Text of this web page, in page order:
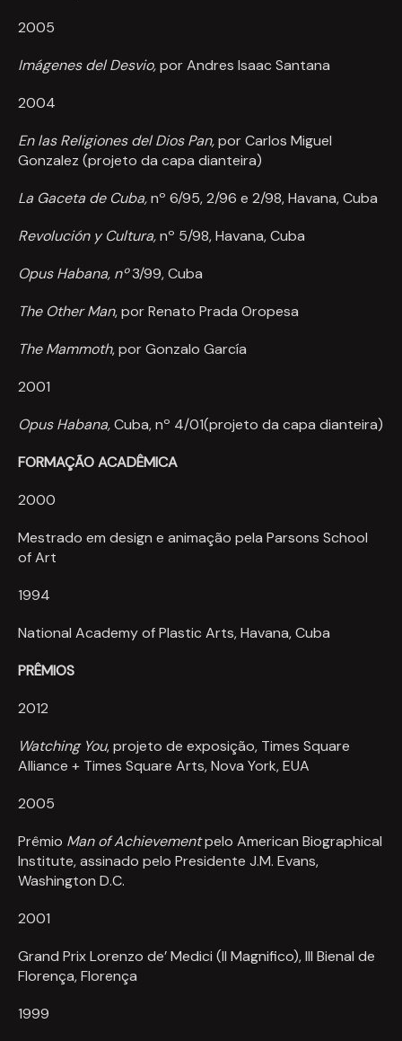
2005
Imágenes del Desvio,por Andres Isaac Santana
2004
En las Religiones del Dios Pan,por Carlos Miguel
Gonzalez (projeto da capa dianteira)
La Gaceta de Cuba,nº 6/95, 2/96 e 2/98,Havana, Cuba
Revolución y Cultura,nº 5/98,Havana, Cuba
Opus Habana, nº3/99, Cuba
The Other Man, por Renato Prada Oropesa
The Mammoth, por Gonzalo García
2001
Opus Habana,Cuba, nº 4/01(projeto da capa dianteira)
FORMAÇÃO ACADÊMICA
2000
Mestrado em design e animação pela Parsons School
of Art
1994
National Academy of Plastic Arts, Havana, Cuba
PRÊMIOS
2012
Watching You, projeto de exposição, Times Square
Alliance + Times Square Arts, Nova York, EUA
2005
Prêmio Man of Achievementpelo American Biographical
Institute, assinado pelo Presidente J.M. Evans,
Washington D.C.
2001
Grand Prix Lorenzo de’ Medici (Il Magnifico), III Bienal de
Florença, Florença
1999